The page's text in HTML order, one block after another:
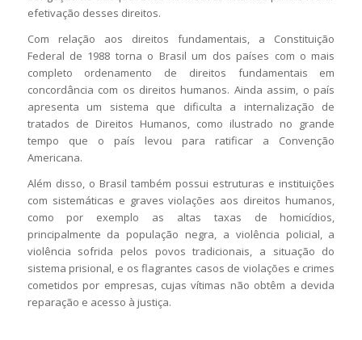
efetivação desses direitos.
Com relação aos direitos fundamentais, a Constituição
Federal de 1988 torna o Brasil um dos países com o mais
completo ordenamento de direitos fundamentais em
concordância com os direitos humanos. Ainda assim, o país
apresenta um sistema que dificulta a internalização de
tratados de Direitos Humanos, como ilustrado no grande
tempo que o país levou para ratificar a Convenção
Americana.
Além disso, o Brasil também possui estruturas e instituições
com sistemáticas e graves violações aos direitos humanos,
como por exemplo as altas taxas de homicídios,
principalmente da população negra, a violência policial, a
violência sofrida pelos povos tradicionais, a situação do
sistema prisional, e os flagrantes casos de violações e crimes
cometidos por empresas, cujas vítimas não obtêm a devida
reparação e acesso à justiça.